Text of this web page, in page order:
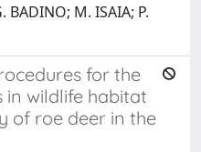
BADINO; M. ISAIA; P.
for the
in wildlife habitat
of roe deer in the